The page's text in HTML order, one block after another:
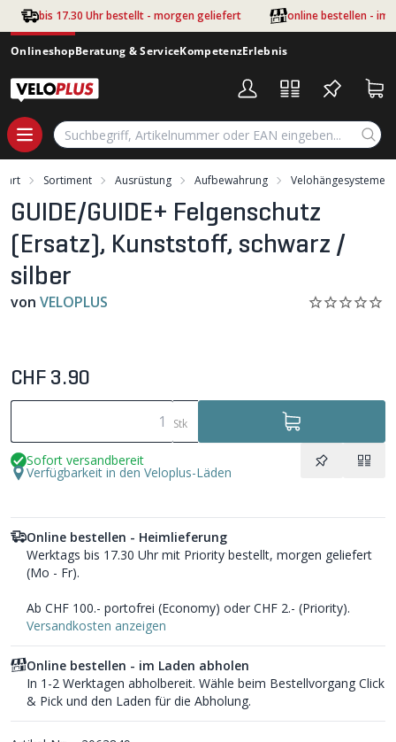
Zum Hauptinhalt springen
bis 17.30 Uhr bestellt - morgen geliefert online bestellen - im
OnlineshopBeratung & ServiceKompetenzErlebnis
Sortiment Ausrüstung Aufbewahrung Velohängesysteme
GUIDE/GUIDE+ Felgenschutz
(Ersatz), Kunststoff, schwarz /
silber
von VELOPLUS
CHF 3.90
Stk
Sofort versandbereit
Verfügbarkeit in den Veloplus-Läden
Online bestellen - Heimlieferung
Werktags bis 17.30 Uhr mit Priority bestellt, morgen geliefert
(Mo - Fr).
Ab CHF 100.- portofrei (Economy) oder CHF 2.- (Priority).
Versandkosten anzeigen
Online bestellen - im Laden abholen
In 1-2 Werktagen abholbereit. Wähle beim Bestellvorgang Click
& Pick und den Laden für die Abholung.